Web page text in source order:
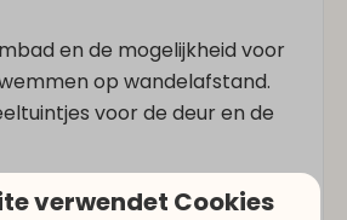
en de mogelijkheid voor
op wandelafstand.
voor de deur en de
verwendet Cookies